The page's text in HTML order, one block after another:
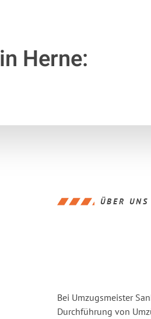
in Herne:
ÜBER UNS
Bei Umzugsmeister
Durchführung von